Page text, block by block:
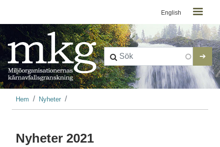
Kontaktmeny
English
Länkstig
Hem Nyheter
Nyheter 2021